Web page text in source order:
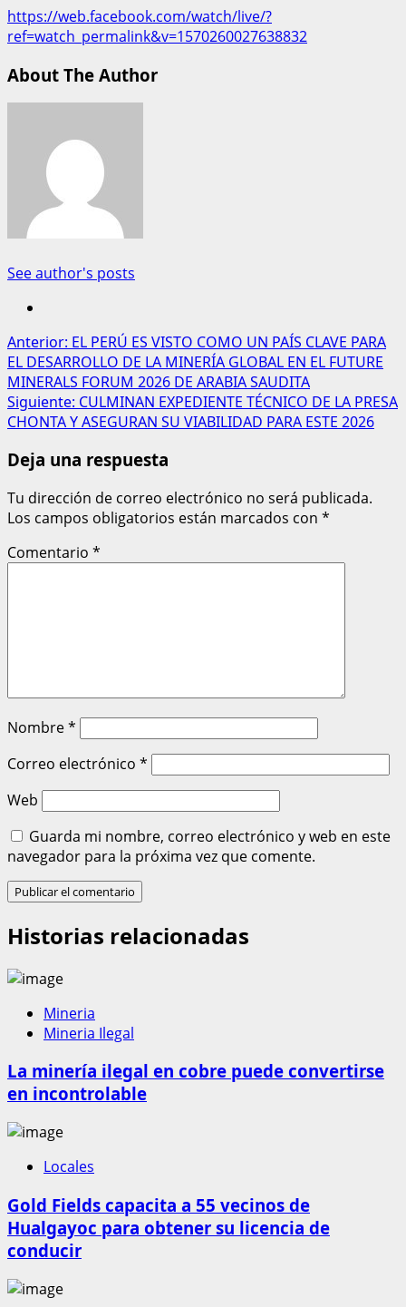
https://web.facebook.com/watch/live/?
ref=watch_permalink&v=1570260027638832
About The Author
See author's posts
Anterior: EL PERÚ ES VISTO COMO UN PAÍS CLAVE PARA
EL DESARROLLO DE LA MINERÍA GLOBAL EN EL FUTURE
MINERALS FORUM 2026 DE ARABIA SAUDITA
Siguiente: CULMINAN EXPEDIENTE TÉCNICO DE LA PRESA
CHONTA Y ASEGURAN SU VIABILIDAD PARA ESTE 2026
Deja una respuesta
Tu dirección de correo electrónico no será publicada.
Los campos obligatorios están marcados con *
Comentario *
Nombre*
Correo electrónico *
Web
Guarda mi nombre, correo electrónico y web en este
navegador para la próxima vez que comente.
Historias relacionadas
Mineria
Mineria Ilegal
La minería ilegal en cobre puede convertirse
en incontrolable
Locales
Gold Fields capacita a 55 vecinos de
Hualgayoc para obtener su licencia de
conducir